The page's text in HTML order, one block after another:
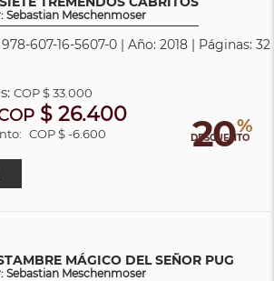
Sebastian Meschenmoser
607-16-5607-0 | Año: 2018 | Páginas: 32
20%
DESCUENTO
COP$ 33.000
$ 26.400
COP $ -6.600
MÁGICO DEL SEÑOR PUG
Sebastian Meschenmoser